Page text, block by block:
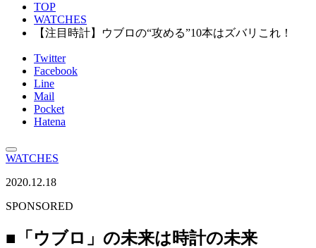
TOP
WATCHES
【注目時計】ウブロの“攻める”10本はズバリこれ！
Twitter
Facebook
Line
Mail
Pocket
Hatena
WATCHES
2020.12.18
SPONSORED
■「ウブロ」の未来は時計の未来